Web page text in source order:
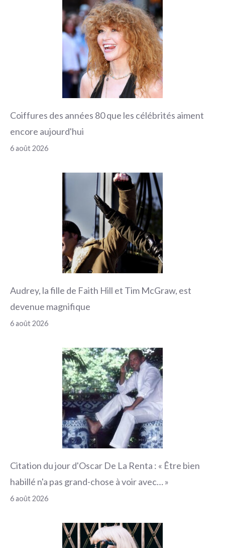
Coiffures des années 80 que les célébrités aiment
encore aujourd'hui
6 août 2026
Audrey, la fille de Faith Hill et Tim McGraw, est
devenue magnifique
6 août 2026
Citation du jour d'Oscar De La Renta : « Être bien
habillé n'a pas grand-chose à voir avec… »
6 août 2026